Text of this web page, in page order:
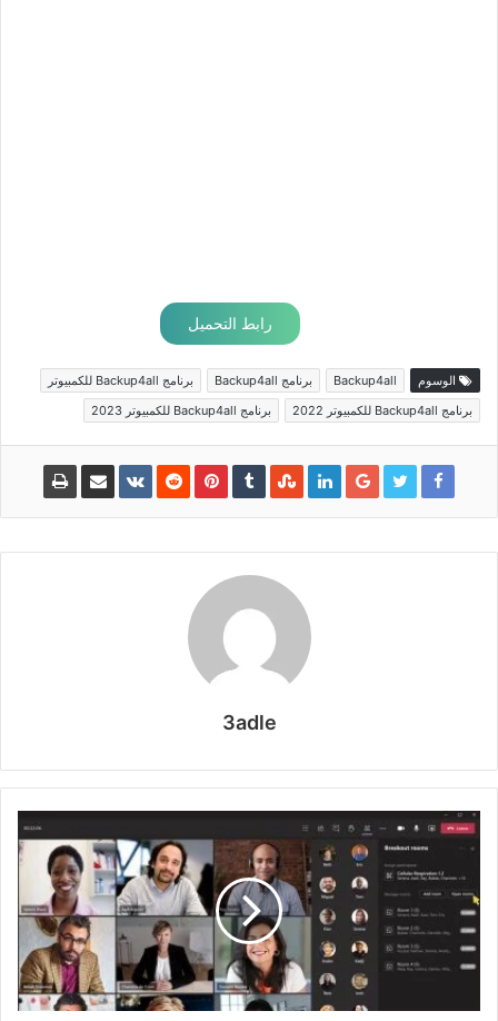
رابط التحميل
الوسوم Backup4all برنامج Backup4all
برنامج Backup4all للكمبيوتر
برنامج Backup4all للكمبيوتر 2022
برنامج Backup4all للكمبيوتر 2023
3adle